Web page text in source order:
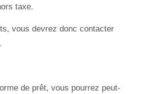
taxe.
vous devrez donc contacter
de prêt, vous pourrez peut-